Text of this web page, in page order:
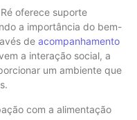
oferece suporte
a importância do bem-
de acompanhamento
a interação social, a
um ambiente que
com a alimentação